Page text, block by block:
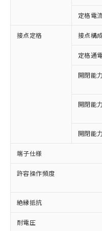
定格電
接点定格 接点構
定格通
開閉能
開閉能
開閉能
端子仕様
許容操作頻度
絶縁抵抗
耐電圧
ご利用条
以下の条件をお
ご利用ください。
本サービ
商品の当
(税抜)を提
当社制御
本サービ
非含有に対応し
対応予定：EU
有に対応した製
対応予定なし：
非含有に非対応
定はありません。
調査・確認中：
非含有の対応状
非該当品：ライ
害物質有無と関係
仕入先様の事情
※1 中国
基準値以下であ
「×」：最大均
基準値を超えて